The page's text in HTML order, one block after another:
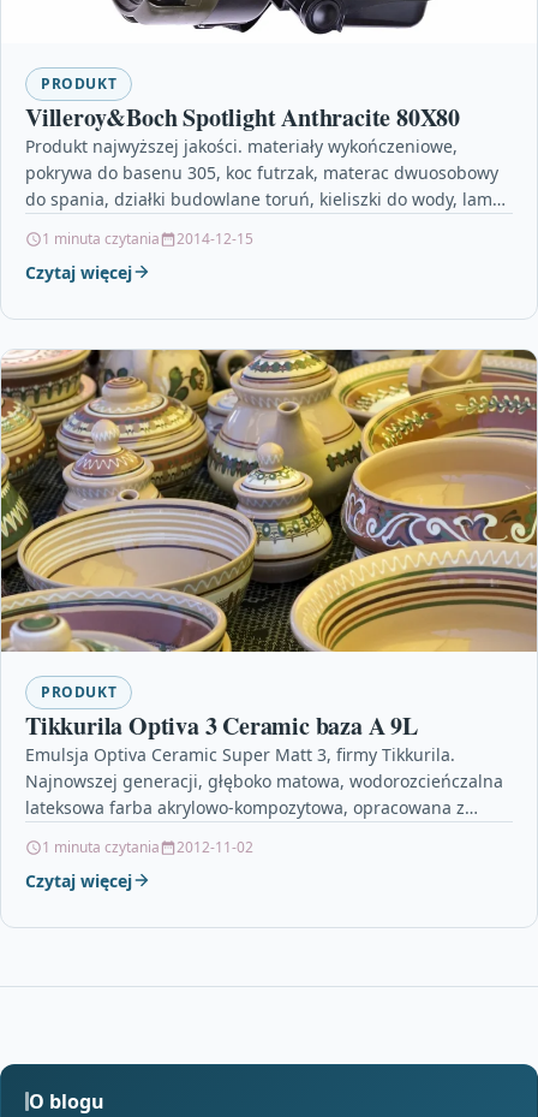
PRODUKT
Villeroy&Boch Spotlight Anthracite 80X80
Produkt najwyższej jakości. materiały wykończeniowe,
pokrywa do basenu 305, koc futrzak, materac dwuosobowy
do spania, działki budowlane toruń, kieliszki do wody, lampa
1 minuta czytania 2014-12-15
Czytaj więcej
PRODUKT
Tikkurila Optiva 3 Ceramic baza A 9L
Emulsja Optiva Ceramic Super Matt 3, firmy Tikkurila.
Najnowszej generacji, głęboko matowa, wodorozcieńczalna
lateksowa farba akrylowo-kompozytowa, opracowana z
zwiększającej właściwości…
1 minuta czytania 2012-11-02
Czytaj więcej
O blogu